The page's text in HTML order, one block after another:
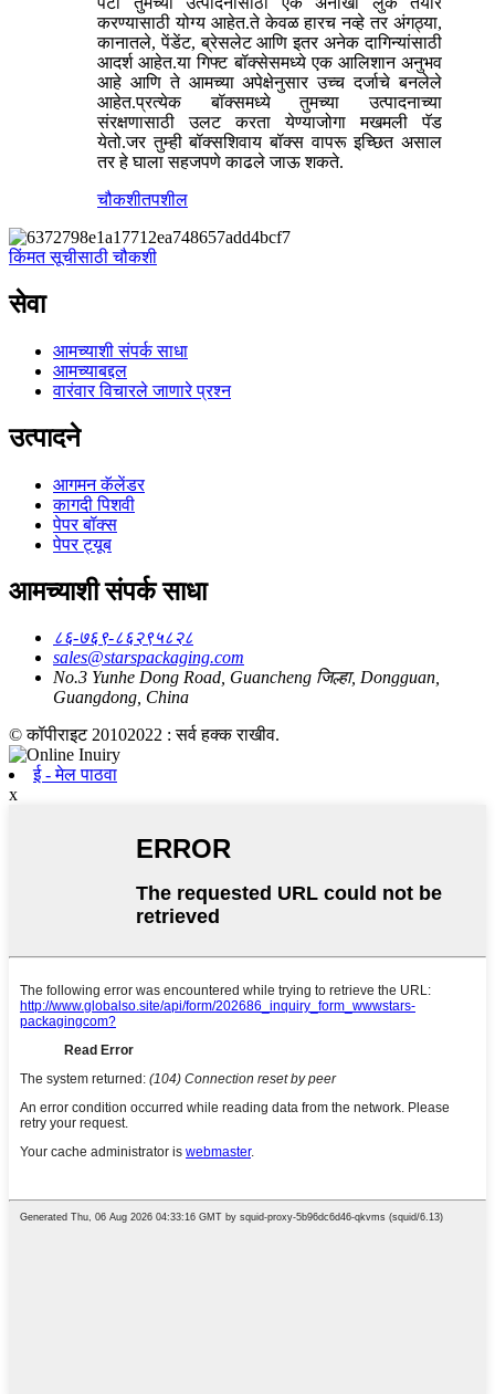
करण्यासाठी योग्य आहेत.ते केवळ हारच नव्हे तर अंगठ्या,
कानातले, पेंडेंट, ब्रेसलेट आणि इतर अनेक दागिन्यांसाठी
आदर्श आहेत.या गिफ्ट बॉक्सेसमध्ये एक आलिशान अनुभव
आहे आणि ते आमच्या अपेक्षेनुसार उच्च दर्जाचे बनलेले
आहेत.प्रत्येक बॉक्समध्ये तुमच्या उत्पादनाच्या
संरक्षणासाठी उलट करता येण्याजोगा मखमली पॅड
येतो.जर तुम्ही बॉक्सशिवाय बॉक्स वापरू इच्छित असाल
तर हे घाला सहजपणे काढले जाऊ शकते.
चौकशीतपशील
किंमत सूचीसाठी चौकशी
सेवा
आमच्याशी संपर्क साधा
आमच्याबद्दल
वारंवार विचारले जाणारे प्रश्न
उत्पादने
आगमन कॅलेंडर
कागदी पिशवी
पेपर बॉक्स
पेपर ट्यूब
आमच्याशी संपर्क साधा
८६-७६९-८६२९५८२८
sales@starspackaging.com
No.3 Yunhe Dong Road, Guancheng जिल्हा, Dongguan,
Guangdong, China
© कॉपीराइट 20102022 : सर्व हक्क राखीव.
ई - मेल पाठवा
x